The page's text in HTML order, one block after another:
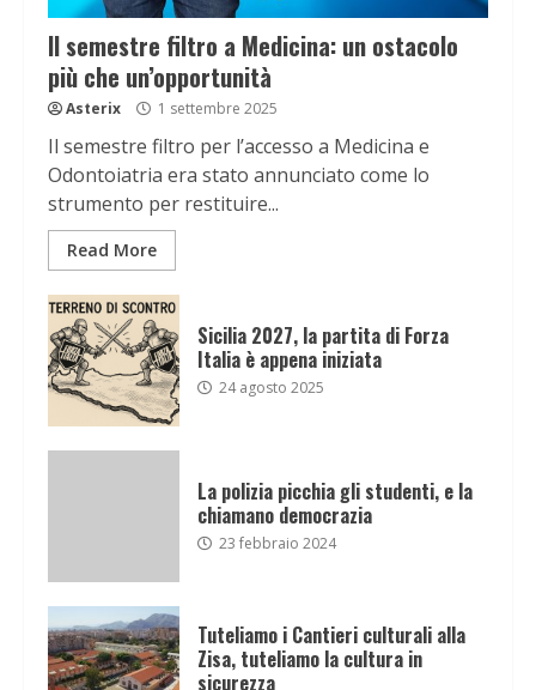
Il semestre filtro a Medicina: un ostacolo
più che un’opportunità
Asterix 1 settembre 2025
Il semestre filtro per l’accesso a Medicina e
Odontoiatria era stato annunciato come lo
strumento per restituire...
Read More
Sicilia 2027, la partita di Forza
Italia è appena iniziata
24 agosto 2025
La polizia picchia gli studenti, e la
chiamano democrazia
23 febbraio 2024
Tuteliamo i Cantieri culturali alla
Zisa, tuteliamo la cultura in
sicurezza